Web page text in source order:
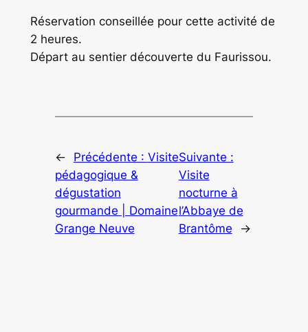
Réservation conseillée pour cette activité de
2 heures.
Départ au sentier découverte du Faurissou.
← Précédente : Visite
pédagogique &
dégustation
gourmande | Domaine
Grange Neuve
Suivante :
Visite
nocturne à
l’Abbaye de
Brantôme
→